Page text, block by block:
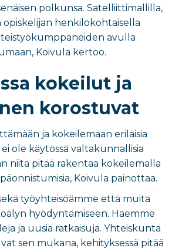
polkunsa. Satelliittimallilla,
henkilökohtaisella
avulla
Koivula kertoo.
kokeilut ja
korostuvat
ja kokeilemaan erilaisia
ole käytössä valtakunnallisia
niitä pitää rakentaa kokeilemalla
Koivula painottaa.
työyhteisöämme että muita
hyödyntämiseen. Haemme
ja uusia ratkaisuja. Yhteiskunta
sen mukana, kehityksessä pitää